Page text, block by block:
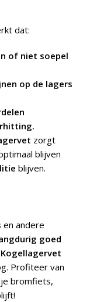
dat:
of niet soepel
op de lagers
zorgt
blijven
blijven.
en andere
goed
Profiteer van
bromfiets,